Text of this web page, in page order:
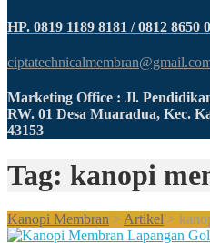
HP. 0819 1189 8181 / 0812 8650
Marketing Office : Jl.
RW. 01 Desa Muaradua, Kec.
43153
Tag: kanopi
Kanopi Membran > Artikel >